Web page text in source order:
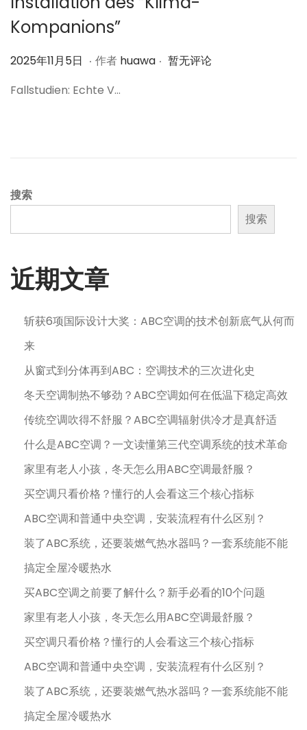
Kompanions”
作
2025年11月5日 2
2
日
. 作者 huawa . 暂无评论
Fallstudien: Echte V…
搜索
搜索
近期文章
斩获6项国际设计大奖：ABC空调的技术创新底气从何而
来
从窗式到分体再到ABC：空调技术的三次进化史
冬天空调制热不够劲？ABC空调如何在低温下稳定高效
传统空调吹得不舒服？ABC空调辐射供冷才是真舒适
什么是ABC空调？一文读懂第三代空调系统的技术革命
家里有老人小孩，冬天怎么用ABC空调最舒服？
买空调只看价格？懂行的人会看这三个核心指标
ABC空调和普通中央空调，安装流程有什么区别？
装了ABC系统，还要装燃气热水器吗？一套系统能不能
搞定全屋冷暖热水
买ABC空调之前要了解什么？新手必看的10个问题
家里有老人小孩，冬天怎么用ABC空调最舒服？
买空调只看价格？懂行的人会看这三个核心指标
ABC空调和普通中央空调，安装流程有什么区别？
装了ABC系统，还要装燃气热水器吗？一套系统能不能
搞定全屋冷暖热水